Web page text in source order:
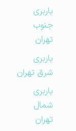
باربری
جنوب
تهران
باربری
شرق تهران
باربری
شمال
تهران